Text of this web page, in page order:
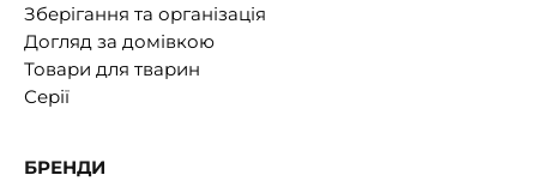
Зберігання та організація
Догляд за домівкою
Товари для тварин
Серії
БРЕНДИ